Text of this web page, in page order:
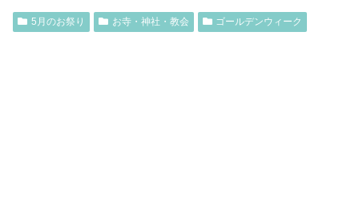
5月のお祭り お寺・神社・教会 ゴールデンウィーク